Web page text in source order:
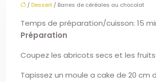
/ Dessert / Barres de céréales au chocolat
Temps de préparation/cuisson: 15
Préparation
Coupez les abricots secs et les
Tapissez un moule a cake de 20 cm